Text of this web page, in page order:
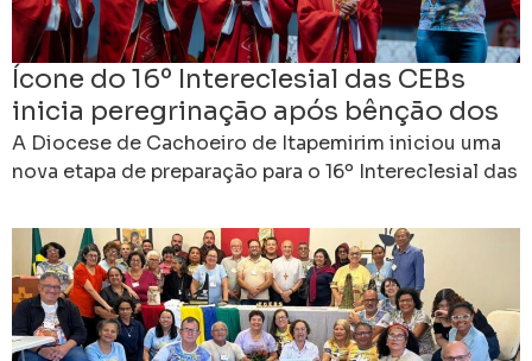
Ícone do 16º Intereclesial das CEBs
inicia peregrinação após bênção dos
bispos em Cachoeiro
A Diocese de Cachoeiro de Itapemirim iniciou uma
nova etapa de preparação para o 16º Intereclesial das